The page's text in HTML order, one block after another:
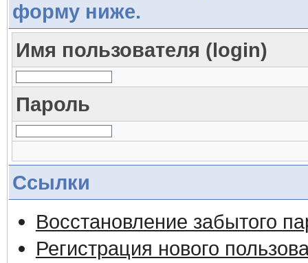
форму ниже.
Имя пользователя (login)
Пароль
Ссылки
Восстановление забытого
Регистрация нового